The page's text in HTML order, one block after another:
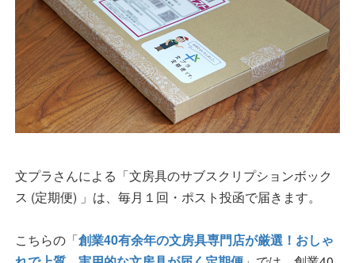
文プラさんによる「文房具のサブスクリプションボック
ス (定期便) 」は、毎月１回・ポスト投函で届きます。
こちらの「創業40有余年の文房具専門店が厳選！おしゃ